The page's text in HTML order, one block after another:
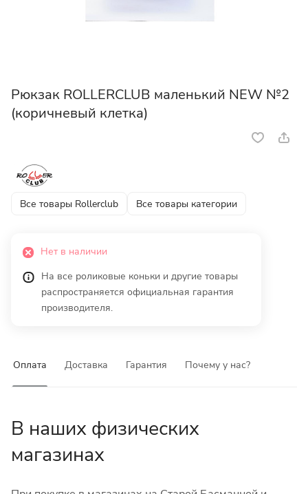
Рюкзак ROLLERCLUB маленький NEW №2
(коричневый клетка)
Все товары Rollerclub Все товары категории
Нет в наличии
На все роликовые коньки и другие товары
распространяется официальная гарантия
производителя.
Оплата Доставка Гарантия Почему у нас?
В наших физических
магазинах